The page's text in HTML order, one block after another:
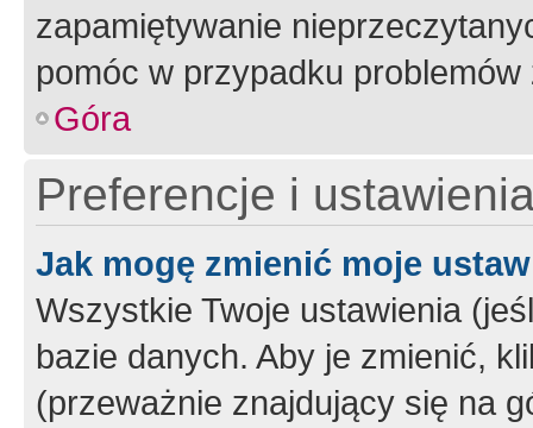
zapamiętywanie
pomóc w przypadku
Góra
Preferencje i
Jak mogę zmienić moje
Wszystkie Twoje ustawienia
bazie danych. Aby je zmienić,
(przeważnie znajdujący się na